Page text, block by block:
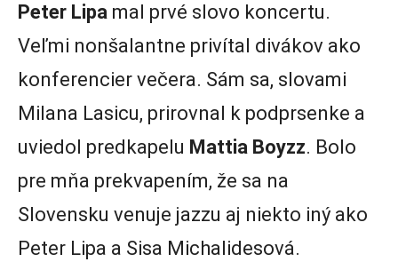
Peter Lipa mal prvé slovo koncertu.
Veľmi nonšalantne privítal divákov ako
konferencier večera. Sám sa, slovami
Milana Lasicu, prirovnal k podprsenke a
uviedol predkapelu Mattia Boyzz. Bolo
pre mňa prekvapením, že sa na
Slovensku venuje jazzu aj niekto iný ako
Peter Lipa a Sisa Michalidesová.